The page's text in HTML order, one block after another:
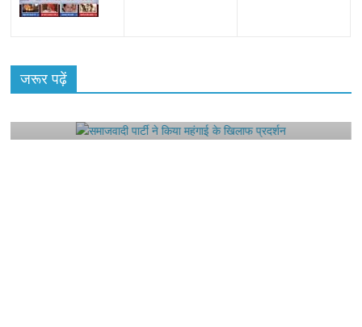
जरूर पढ़ें
राजनीतिक
समाजवादी पार्टी ने किया महंगाई के खिलाफ प्रदर्शन